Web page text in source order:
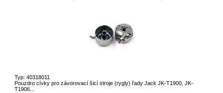
Typ: 40318011
Pouzdro cívky pro závorovací šicí stroje (rygly) řady Jack JK-T1900, JK-
T1906...